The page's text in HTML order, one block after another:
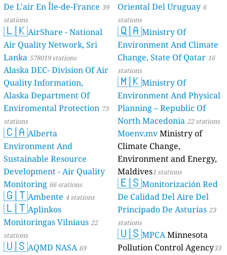
De L'air En Île-de-France 39
stations
🇱🇰AirShare - National
Air Quality Network, Sri
Lanka 578019 stations
Alaska DEC- Division Of Air
Quality Information,
Alaska Department Of
Enviromental Protection 73
stations
🇨🇦Alberta
Environment And
Sustainable Resource
Development - Air Quality
Monitoring 66 stations
🇬🇹Ambente 4 stations
🇱🇹Aplinkos
Monitoringas Vilniaus 22
stations
🇺🇸AQMD NASA 69
Oriental Del Uruguay 6
stations
🇶🇦Ministry Of
Environment And Climate
Change, State Of Qatar 16
stations
🇲🇰Ministry Of
Environment And Physical
Planning – Republic Of
North Macedonia 22 stations
Moenv.mvMinistry of
Climate Change,
Environment and Energy,
Maldives1 stations
🇪🇸Monitorización Red
De Calidad Del Aire Del
Principado De Asturias 23
stations
🇺🇸MPCAMinnesota
Pollution Control Agency33